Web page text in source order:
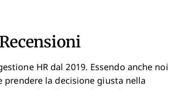
HR dal 2019. Essendo anche noi
la decisione giusta nella